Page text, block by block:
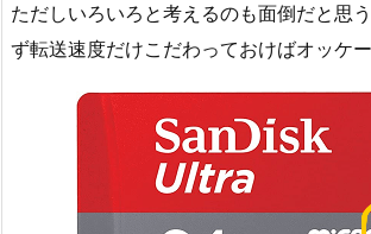
ただしいろいろと考えるのも面倒だと思
ず転送速度だけこだわっておけばオッケー